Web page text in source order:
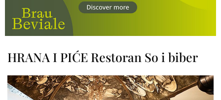
HRANA I PIĆE Restoran So i biber